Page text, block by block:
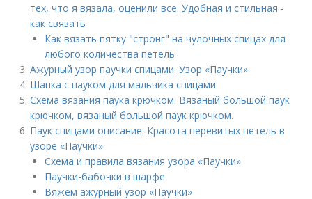
тех, что я вязала, оценили все. Удобная и стильная -
как связать
Как вязать пятку "стронг" на чулочных спицах для
любого количества петель
Ажурный узор паучки спицами. Узор «Паучки»
Шапка с пауком для мальчика спицами.
Схема вязания паука крючком. Вязаный большой паук
крючком, вязаный большой паук крючком.
Паук спицами описание. Красота перевитых петель в
узоре «Паучки»
Схема и правила вязания узора «Паучки»
Паучки-бабочки в шарфе
Вяжем ажурный узор «Паучки»